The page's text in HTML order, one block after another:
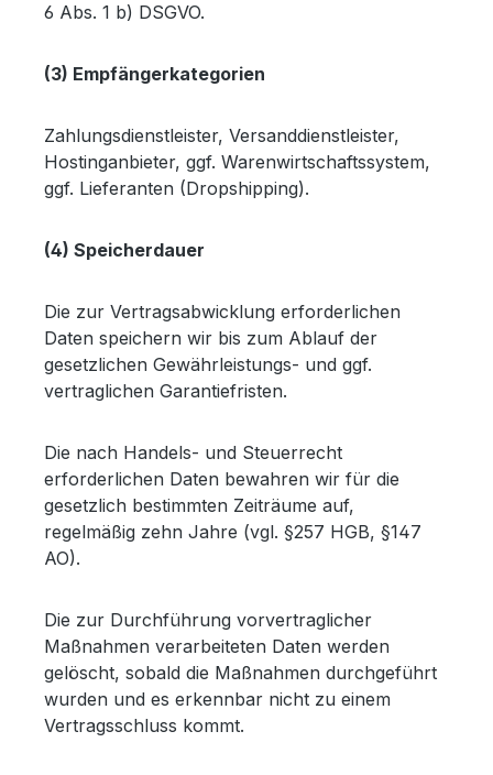
6 Abs. 1 b) DSGVO.
(3) Empfängerkategorien
Zahlungsdienstleister, Versanddienstleister,
Hostinganbieter, ggf. Warenwirtschaftssystem,
ggf. Lieferanten (Dropshipping).
(4) Speicherdauer
Die zur Vertragsabwicklung erforderlichen
Daten speichern wir bis zum Ablauf der
gesetzlichen Gewährleistungs- und ggf.
vertraglichen Garantiefristen.
Die nach Handels- und Steuerrecht
erforderlichen Daten bewahren wir für die
gesetzlich bestimmten Zeiträume auf,
regelmäßig zehn Jahre (vgl. §257 HGB, §147
AO).
Die zur Durchführung vorvertraglicher
Maßnahmen verarbeiteten Daten werden
gelöscht, sobald die Maßnahmen durchgeführt
wurden und es erkennbar nicht zu einem
Vertragsschluss kommt.